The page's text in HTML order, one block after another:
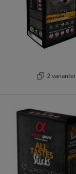
2 varianter